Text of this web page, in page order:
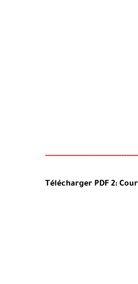
-------------------------
Télécharger PDF 2: